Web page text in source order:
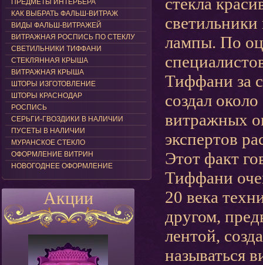
ПРЕДМЕТЫ ИНТЕРЬЕРА
КАК ВЫБРАТЬ ФАЛЬШ-ВИТРАЖ
ВИДЫ ФАЛЬШ-ВИТРАЖЕЙ
ВИТРАЖНАЯ РОСПИСЬ ПО СТЕКЛУ
СВЕТИЛЬНИКИ ТИФФАНИ
СТЕКЛЯННАЯ КРЫША
ВИТРАЖНАЯ КРЫША
ШТОРЫ ИЗГОТОВЛЕНИЕ
ШТОРЫ КРАСНОДАР
РОСПИСЬ
СЕРЬГИ-ГВОЗДИКИ В НАЛИЧИИ
ПУСЕТЫ В НАЛИЧИИ
МУРАНСКОЕ СТЕКЛО
ОФОРМЛЕНИЕ ВИТРИН
НОВОГОДНЕЕ ОФОРМЛЕНИЕ
Акции
лампы. По
Тиффани за
создал
витражных
экспертов
Этот факт
Тиффани
20 века
другом,
лентой,
называться